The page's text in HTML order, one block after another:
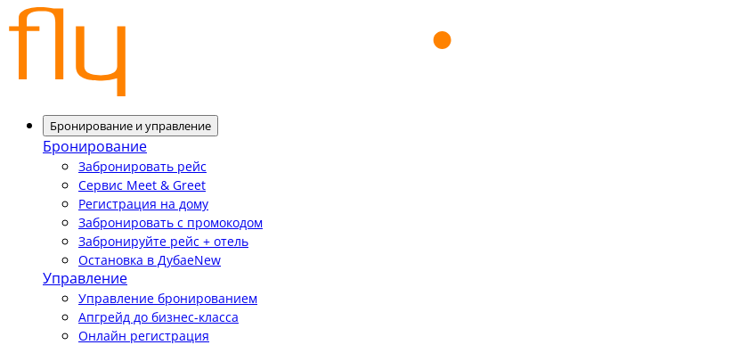
Бронирование и управление
Бронирование
Забронировать рейс
Сервис Meet & Greet
Регистрация на дому
Забронировать с промокодом
Забронируйте рейс + отель
Остановка в ДубаеNew
Управление
Управление бронированием
Апгрейд до бизнес-класса
Онлайн регистрация